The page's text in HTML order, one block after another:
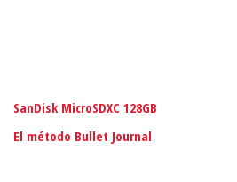
SanDisk MicroSDXC 128GB
El método Bullet Journal